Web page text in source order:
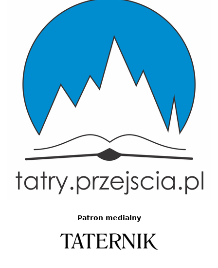
Patron medialny